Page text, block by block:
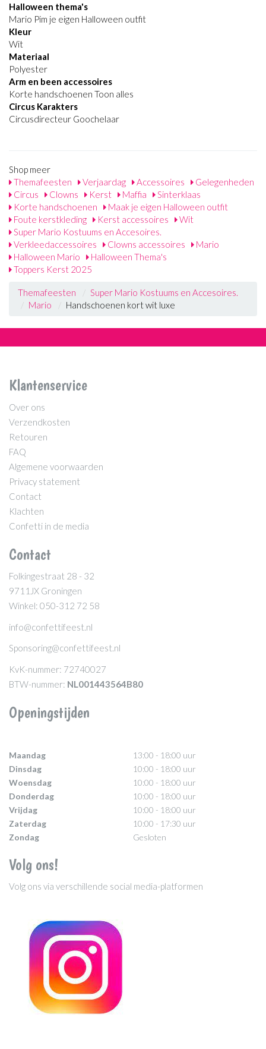
Halloween thema's
Mario Pim je eigen Halloween outfit
Kleur
Wit
Materiaal
Polyester
Arm en been accessoires
Korte handschoenen Toon alles
Circus Karakters
Circusdirecteur Goochelaar
Shop meer
Themafeesten
Verjaardag Accessoires
Gelegenheden
Circus
Clowns Kerst Maffia
Sinterklaas
Korte handschoenen
Maak je eigen Halloween outfit
Foute kerstkleding
Kerst accessoires
Wit
Super Mario Kostuums en Accesoires.
Verkleedaccessoires
Clowns accessoires
Mario
Halloween Mario
Halloween Thema's
Toppers Kerst 2025
Themafeesten
Super Mario Kostuums en Accesoires.
Mario
Handschoenen kort wit luxe
Klantenservice
Over ons
Verzendkosten
Retouren
FAQ
Algemene voorwaarden
Privacy statement
Contact
Klachten
Confetti in de media
Contact
Folkingestraat 28 - 32
9711JX Groningen
Winkel: 050-312 72 58
info@confettifeest.nl
Sponsoring@confettifeest.nl
KvK-nummer: 72740027
BTW-nummer: NL001443564B80
Openingstijden
Maandag
13:00 - 18:00 uur
Dinsdag
10:00 - 18:00 uur
Woensdag
10:00 - 18:00 uur
Donderdag
10:00 - 18:00 uur
Vrijdag
10:00 - 18:00 uur
Zaterdag
10:00 - 17:30 uur
Zondag
Gesloten
Volg ons!
Volg ons via verschillende social media-platformen